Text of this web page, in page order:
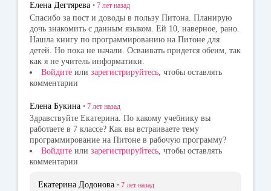
ni
ki
Елена Дегтярева • 7 лет назад
Спасибо за пост и доводы в пользу Питона. Планирую
дочь знакомить с данным языком. Ей 10, наверное, рано.
Нашла книгу по программированию на Питоне для
детей. Но пока не начали. Осваивать придется обеим, так
как я не учитель информатики.
Войдите или зарегистрируйтесь , чтобы оставлять
комментарии
Елена Букина • 7 лет назад
Здравствуйте Екатерина. По какому учебнику вы
работаете в 7 классе? Как вы встраиваете тему
программирование на Питоне в рабочую программу?
Войдите или зарегистрируйтесь, чтобы оставлять
комментарии
Екатерина Додонова • 7 лет назад